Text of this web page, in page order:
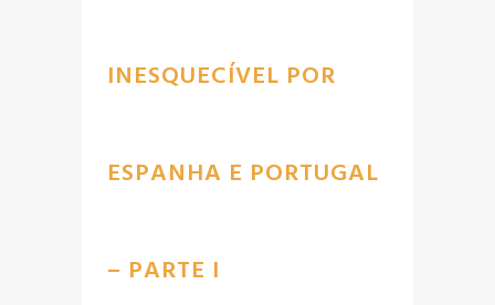
INESQUECÍVEL POR
ESPANHA E PORTUGAL
– PARTE I